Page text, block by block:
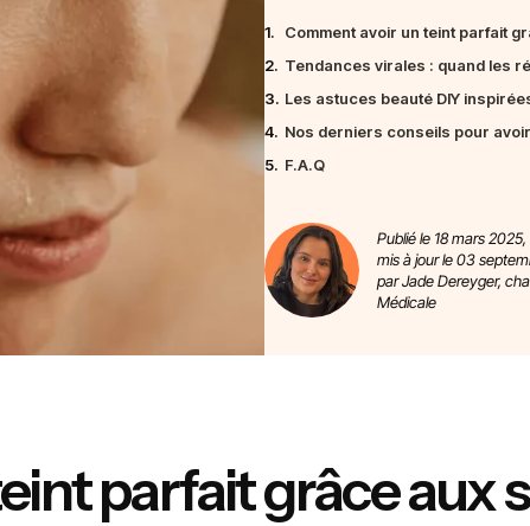
1.
Comment avoir un teint parfait
2. Tendances virales : quand les
3. Les astuces beauté DIY
4. Nos derniers conseils pour
5. F.A.Q
Publié le 18 mars 2025,
mis à jour le 03
par Jade Dereyger,
Médicale
parfait grâce aux